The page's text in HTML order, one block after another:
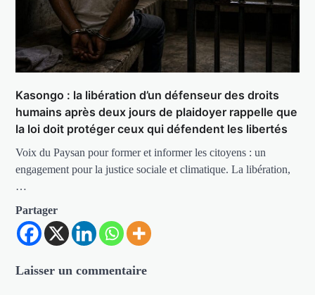
Kasongo : la libération d’un défenseur des droits
humains après deux jours de plaidoyer rappelle que
la loi doit protéger ceux qui défendent les libertés
Voix du Paysan pour former et informer les citoyens : un
engagement pour la justice sociale et climatique. La libération,
…
Partager
Laisser un commentaire